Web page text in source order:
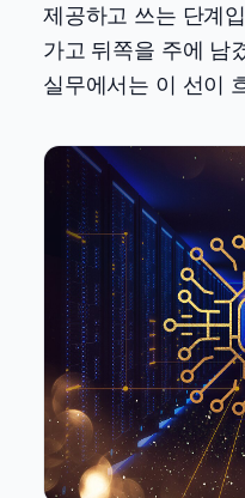
제공하고 쓰는 단계
가고 뒤쪽을 주에 남
실무에서는 이 선이